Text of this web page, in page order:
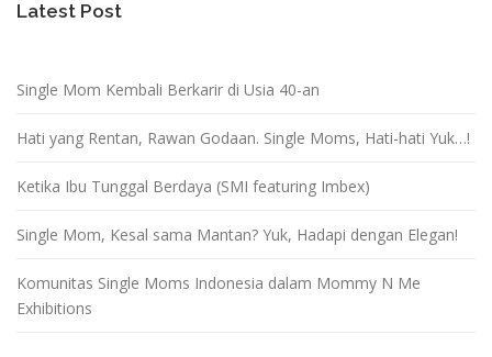
Latest Post
Single Mom Kembali Berkarir di Usia 40-an
Hati yang Rentan, Rawan Godaan. Single Moms, Hati-hati Yuk…!
Ketika Ibu Tunggal Berdaya (SMI featuring Imbex)
Single Mom, Kesal sama Mantan? Yuk, Hadapi dengan Elegan!
Komunitas Single Moms Indonesia dalam Mommy N Me
Exhibitions